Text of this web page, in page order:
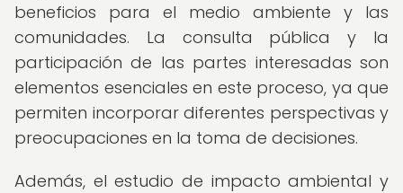
beneficios para el medio ambiente y las
comunidades. La consulta pública y la
participación de las partes interesadas son
elementos esenciales en este proceso, ya que
permiten incorporar diferentes perspectivas y
preocupaciones en la toma de decisiones.
Además, el estudio de impacto ambiental y